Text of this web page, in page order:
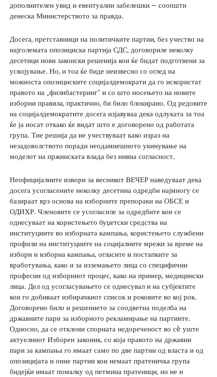
дополнителен увид и евентуални забелешки – соопшти
денеска Министерството за правда.
Досега, претставници на политичките партии, без учество на
најголемата опозициска партија СДС, договориле неколку
десетици нови законски решенија кои ќе бидат подготвени за
усвојување. Но, и тоа ќе биде неизвесно со оглед на
можноста опозициските социјалдемократи да го искористат
правото на „филибастеринг“ и со што носењето на новите
изборни правила, практично, би било блокирано. Од редовите
на социјалдемократите досега изјавуваа дека одлуката за тоа
ќе ја носат откако ќе видат што е договорено од работата
група. Тие решија да не учествуваат како израз на
незадоволството поради неодамнешното укинување на
моделот на пржинската влада без нивна согласност.
Неофицијалните извори за весникот ВЕЧЕР наведуваат дека
досега усогласените неколку десетина одредби најмногу се
базираат врз основа на изборните препораки на ОБСЕ и
ОДИХР. Членовите се усогласиле за одредбите кои се
однесуваат на користењето буџетски средства на
институциите во изборната кампања, користењето службени
профили на институциите на социјалните мрежи за време на
избори и изборна кампања, огласите и постапките за
вработувања, како и за изземањето лица со специфични
професии од изборниот процес, како на пример, медицински
лица. Дел од усогласувањето се однесувал и на субјектите
кои го добиваат избирачкиот список и роковите во кој рок.
Договорено било и решението за соодветна поделба на
државните пари за изборното рекламирање на партиите.
Односно, да се отклони спорната недореченост во сè уште
актуелниот Изборен законик, со која правото на државни
пари за кампања го имаат само по две партии од власта и од
опозицијата и оние партии кои немаат пратеничка група
бидејќи имаат помалку од петмина пратеници, но не и